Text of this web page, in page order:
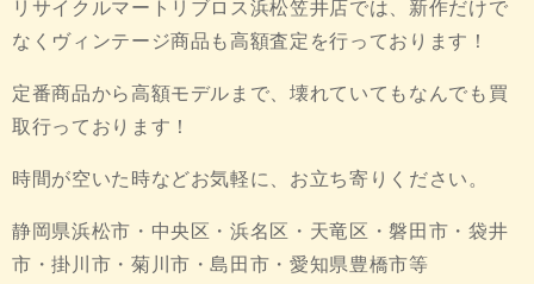
リサイクルマートリブロス浜松笠井店では、新作だけで
なくヴィンテージ商品も高額査定を行っております！
定番商品から高額モデルまで、壊れていてもなんでも買
取行っております！
時間が空いた時などお気軽に、お立ち寄りください。
静岡県浜松市・中央区・浜名区・天竜区・磐田市・袋井
市・掛川市・菊川市・島田市・愛知県豊橋市等